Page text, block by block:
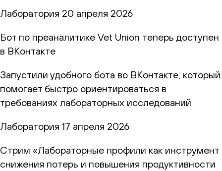
Лаборатория 20 апреля 2026
Бот по преаналитике Vet Union теперь доступен
в ВКонтакте
Запустили удобного бота во ВКонтакте, который
помогает быстро ориентироваться в
требованиях лабораторных исследований
Лаборатория 17 апреля 2026
Стрим «Лабораторные профили как инструмент
снижения потерь и повышения продуктивности